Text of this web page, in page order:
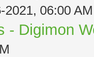
2021, 06:00 AM
- Digimon